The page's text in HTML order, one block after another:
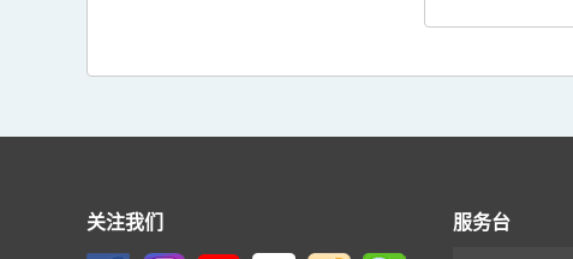
关注我们 服务台